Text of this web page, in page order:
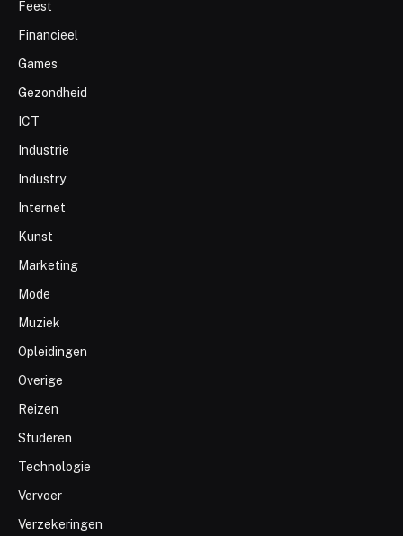
Feest
Financieel
Games
Gezondheid
ICT
Industrie
Industry
Internet
Kunst
Marketing
Mode
Muziek
Opleidingen
Overige
Reizen
Studeren
Technologie
Vervoer
Verzekeringen